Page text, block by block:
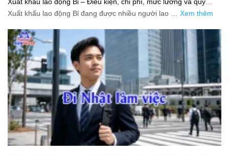
trình chuẩn cho người lao động
Xuất khẩu lao động Bỉ đang được nhiều người lao … Xem thêm